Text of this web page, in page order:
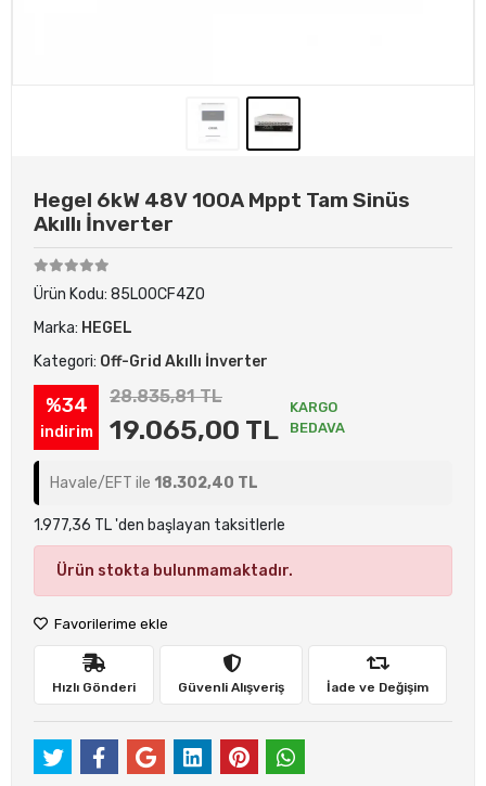
Hegel 6kW 48V 100A Mppt Tam Sinüs
Akıllı İnverter
Ürün Kodu: 85LO0CF4ZO
Marka: HEGEL
Kategori: Off-Grid Akıllı İnverter
%34
indirim
28.835,81 TL
19.065,00 TL
KARGO
BEDAVA
Havale/EFT ile 18.302,40 TL
1.977,36 TL 'den başlayan taksitlerle
Ürün stokta bulunmamaktadır.
Favorilerime ekle
Hızlı Gönderi Güvenli Alışveriş İade ve Değişim